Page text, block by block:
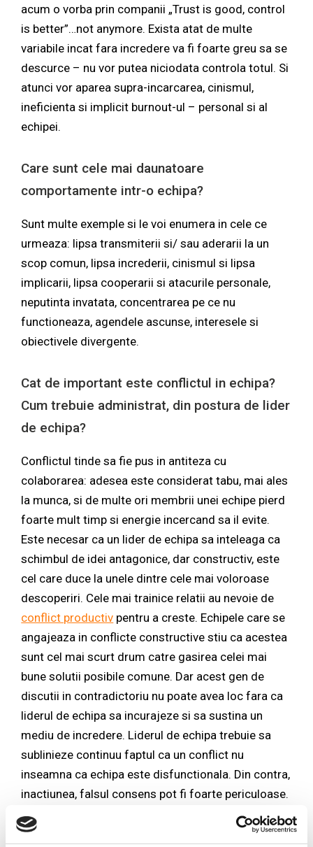
acum o vorba prin companii „Trust is good, control
is better”…not anymore. Exista atat de multe
variabile incat fara incredere va fi foarte greu sa se
descurce – nu vor putea niciodata controla totul. Si
atunci vor aparea supra-incarcarea, cinismul,
ineficienta si implicit burnout-ul – personal si al
echipei.
Care sunt cele mai daunatoare
comportamente intr-o echipa?
Sunt multe exemple si le voi enumera in cele ce
urmeaza: lipsa transmiterii si/ sau aderarii la un
scop comun, lipsa increderii, cinismul si lipsa
implicarii, lipsa cooperarii si atacurile personale,
neputinta invatata, concentrarea pe ce nu
functioneaza, agendele ascunse, interesele si
obiectivele divergente.
Cat de important este conflictul in echipa?
Cum trebuie administrat, din postura de lider
de echipa?
Conflictul tinde sa fie pus in antiteza cu
colaborarea: adesea este considerat tabu, mai ales
la munca, si de multe ori membrii unei echipe pierd
foarte mult timp si energie incercand sa il evite.
Este necesar ca un lider de echipa sa inteleaga ca
schimbul de idei antagonice, dar constructiv, este
cel care duce la unele dintre cele mai voloroase
descoperiri. Cele mai trainice relatii au nevoie de
conflict productiv pentru a creste. Echipele care se
angajeaza in conflicte constructive stiu ca acestea
sunt cel mai scurt drum catre gasirea celei mai
bune solutii posibile comune. Dar acest gen de
discutii in contradictoriu nu poate avea loc fara ca
liderul de echipa sa incurajeze si sa sustina un
mediu de incredere. Liderul de echipa trebuie sa
sublinieze continuu faptul ca un conflict nu
inseamna ca echipa este disfunctionala. Din contra,
inactiunea, falsul consens pot fi foarte periculoase.
Conflictul productiv, ideologic difera intru totul de
bataliile distructive si luptele de putere. El se